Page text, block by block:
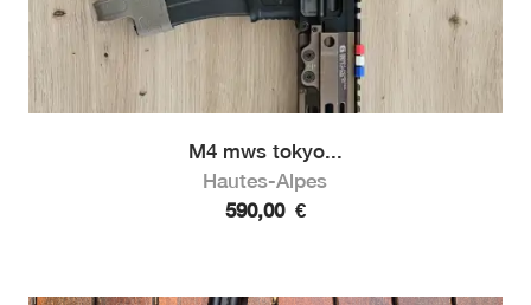
M4 mws tokyo...
Hautes-Alpes
590,00 €